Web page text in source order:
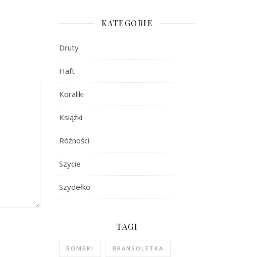
KATEGORIE
Druty
Haft
Koraliki
Książki
Różności
Szycie
Szydełko
TAGI
BOMBKI BRANSOLETKA